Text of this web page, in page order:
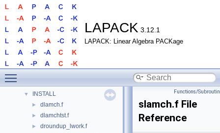
LAPACK 3.12.1
LAPACK: Linear Algebra PACKage
► Routines
► Modules
► Data Types
Files
▼ File List
BLAS
▼ INSTALL
► dlamch.f
► dlamchtst.f
► droundup_lwork.f
Functions/
slamch.f File
Reference